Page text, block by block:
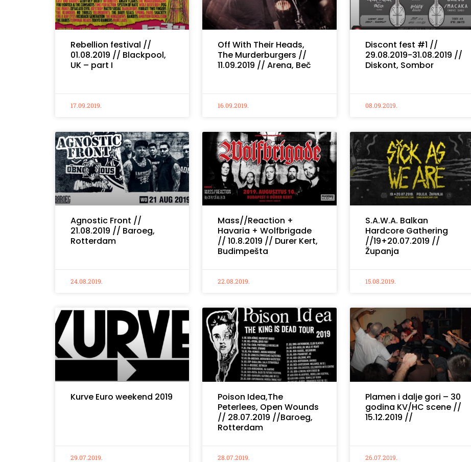
Rebellion festival //
01.08.2019 // Blackpool,
UK – part I
17.09.2019.
Off With Their Heads,
The Murderburgers //
11.09.2019 // Arena, Beč
16.09.2019.
Discont fest #1 //
29.08.2019-31.08.2019 //
Diskont, Sombor
08.09.2019.
Agnostic Front //
21.08.2019 // Baroeg,
Rotterdam
24.08.2019.
Mass//Reaction +
Havaria + Wolfbrigade
// 10.8.2019 // Durer Kert,
Budimpešta
22.08.2019.
S.A.W.A. Balkan
Hardcore Gathering
//19+20.07.2019 //
Županja
15.08.2019.
Kurve Euro weekend 2019
29.07.2019.
Poison Idea,The
Peterlees, Open Wounds
// 28.07.2019 //Baroeg,
Rotterdam
28.07.2019.
Plamen i dalje gori – 30
godina KV/HC scene //
15.12.2019 //
26.07.2019.